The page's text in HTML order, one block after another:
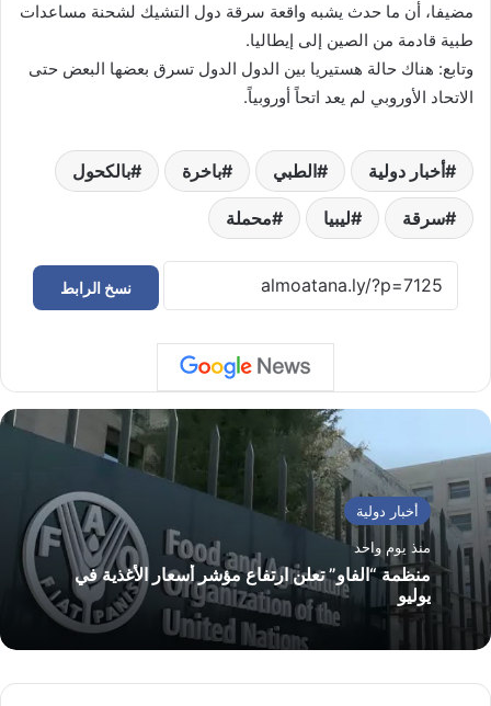
مضيفا، أن ما حدث يشبه واقعة سرقة دول التشيك لشحنة مساعدات
طبية قادمة من الصين إلى إيطاليا.
وتابع: هناك حالة هستيريا بين الدول الدول تسرق بعضها البعض حتى
الاتحاد الأوروبي لم يعد اتحاً أوروبياً.
أخبار دولية الطبي باخرة بالكحول
سرقة ليبيا محملة
نسخ الرابط
أخبار دولية
منذ يوم واحد
منظمة “الفاو” تعلن ارتفاع مؤشر أسعار الأغذية في
يوليو